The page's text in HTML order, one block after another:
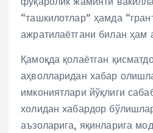
“ташкилотлар” ҳамда
ажратилаётгани билан ҳам
Қамоқда қолаётган
аҳволларидан хабар
имкониятлари йўқлиги
холидан хабардор
аъзоларига, яқинларига